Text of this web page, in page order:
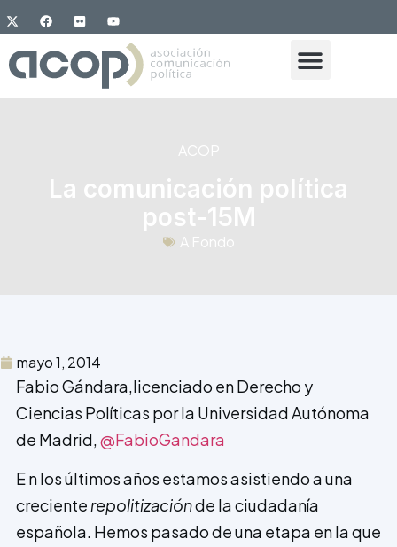
ACOP
La comunicación política
post-15M
A Fondo
mayo 1, 2014
Fabio Gándara,licenciado en Derecho y
Ciencias Políticas por la Universidad Autónoma
de Madrid,@FabioGandara
E n los últimos años estamos asistiendo a una
creciente repolitizaciónde la ciudadanía
española. Hemos pasado de una etapa en la que